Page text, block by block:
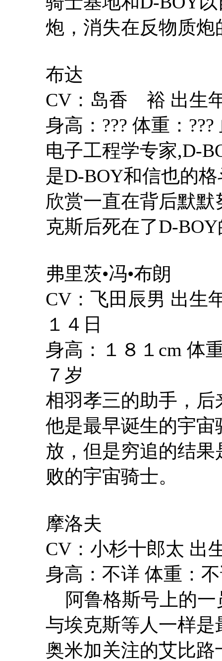
炮，消失在反物质炮
布达
CV：岛香 裕 出生
身高：??? 体重：
电子工程学专家,D-
是D-BOY和信也的
欣赏一直在背后默
克斯后死在了D-
弗里茨•冯•布朗
CV：飞田辰男 出生
１４日
身高：１８１cm 体
７岁
相羽孝三的助手，
他是最早诞生的宇
放，但是穷追的结
败的宇宙骑士。
摩洛夫
CV：小杉十郎太 出
身高：不详 体重：
阿鲁格斯号上的一
与埃克斯等人一样
奥米加关注的艾比